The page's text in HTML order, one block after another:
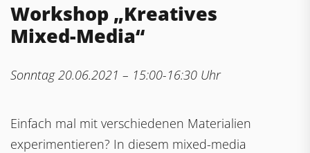
Workshop „Kreatives
Mixed-Media“
Sonntag 20.06.2021 – 15:00-16:30 Uhr
Einfach mal mit verschiedenen Materialien
experimentieren? In diesem mixed-media